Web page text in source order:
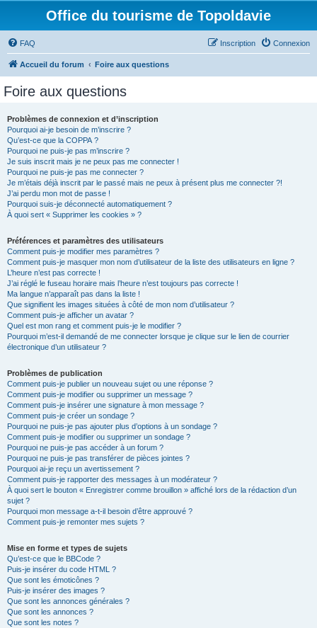
Office du tourisme de Topoldavie
FAQ Connexion
Inscription
Accueil du forum Foire aux questions
Foire aux questions
Problèmes de connexion et d’inscription
Pourquoi ai-je besoin de m’inscrire ?
Qu’est-ce que la COPPA ?
Pourquoi ne puis-je pas m’inscrire ?
Je suis inscrit mais je ne peux pas me connecter !
Pourquoi ne puis-je pas me connecter ?
Je m’étais déjà inscrit par le passé mais ne peux à présent plus me connecter ?!
J’ai perdu mon mot de passe !
Pourquoi suis-je déconnecté automatiquement ?
À quoi sert « Supprimer les cookies » ?
Préférences et paramètres des utilisateurs
Comment puis-je modifier mes paramètres ?
Comment puis-je masquer mon nom d’utilisateur de la liste des utilisateurs en ligne ?
L’heure n’est pas correcte !
J’ai réglé le fuseau horaire mais l’heure n’est toujours pas correcte !
Ma langue n’apparaît pas dans la liste !
Que signifient les images situées à côté de mon nom d’utilisateur ?
Comment puis-je afficher un avatar ?
Quel est mon rang et comment puis-je le modifier ?
Pourquoi m’est-il demandé de me connecter lorsque je clique sur le lien de courrier
électronique d’un utilisateur ?
Problèmes de publication
Comment puis-je publier un nouveau sujet ou une réponse ?
Comment puis-je modifier ou supprimer un message ?
Comment puis-je insérer une signature à mon message ?
Comment puis-je créer un sondage ?
Pourquoi ne puis-je pas ajouter plus d’options à un sondage ?
Comment puis-je modifier ou supprimer un sondage ?
Pourquoi ne puis-je pas accéder à un forum ?
Pourquoi ne puis-je pas transférer de pièces jointes ?
Pourquoi ai-je reçu un avertissement ?
Comment puis-je rapporter des messages à un modérateur ?
À quoi sert le bouton « Enregistrer comme brouillon » affiché lors de la rédaction d’un
sujet ?
Pourquoi mon message a-t-il besoin d’être approuvé ?
Comment puis-je remonter mes sujets ?
Mise en forme et types de sujets
Qu’est-ce que le BBCode ?
Puis-je insérer du code HTML ?
Que sont les émoticônes ?
Puis-je insérer des images ?
Que sont les annonces générales ?
Que sont les annonces ?
Que sont les notes ?